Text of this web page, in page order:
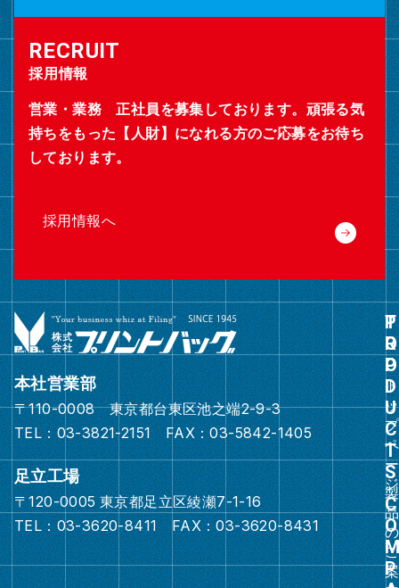
採用情報
営業・業務 正社員を募集しております。頑張る気
持ちをもった【人財】になれる方のご応募をお待ち
しております。
採用情報へ
本社営業部
〒110-0008 東京都台東区池之端2-9-3
TEL：03-3821-2151 FAX：03-5842-1405
足立工場
〒120-0005 東京都足立区綾瀬7-1-16
TEL：03-3620-8411 FAX：03-3620-8431
ト
ッ
プ
ペ
ー
ジ
グ
ル
ー
プ
リ
ン
ク
グ
ル
ー
プ
製
品
の
ご
案